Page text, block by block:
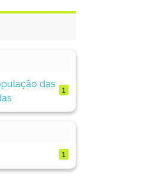
das
1
1